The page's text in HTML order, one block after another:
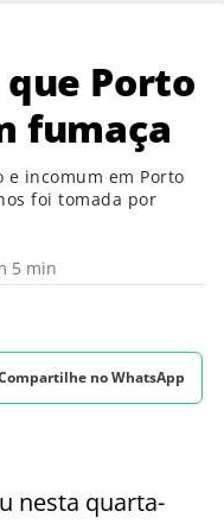
Porto
fumaça
incomum em Porto
foi tomada por
5 min
no WhatsApp
nesta quarta-